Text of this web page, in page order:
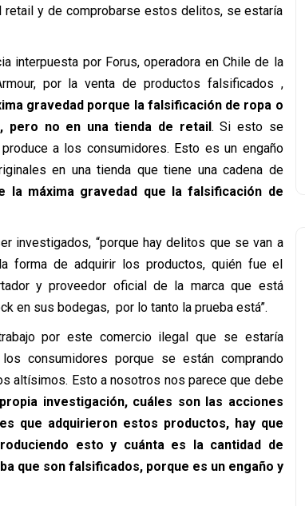
y de comprobarse estos delitos, se estaría
interpuesta por Forus, operadora en Chile de la
por la venta de productos falsificados ,
gravedad porque la falsificación de ropa o
pero no en una tienda de retail. Si esto se
a los consumidores. Esto es un engaño
en una tienda que tiene una cadena de
la máxima gravedad que la falsificación de
investigados, “porque hay delitos que se van a
forma de adquirir los productos, quién fue el
y proveedor oficial de la marca que está
en sus bodegas, por lo tanto la prueba está”.
por este comercio ilegal que se estaría
consumidores porque se están comprando
altísimos. Esto a nosotros nos parece que debe
investigación, cuáles son las acciones
que adquirieron estos productos, hay que
esto y cuánta es la cantidad de
que son falsificados, porque es un engaño y